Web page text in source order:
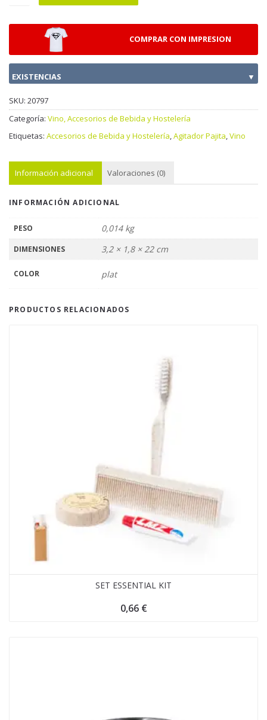
COMPRAR CON IMPRESION
EXISTENCIAS ▼
SKU: 20797
Categoría: Vino, Accesorios de Bebida y Hostelería
Etiquetas: Accesorios de Bebida y Hostelería,Agitador Pajita,Vino
Información adicional Valoraciones (0)
INFORMACIÓN ADICIONAL
PESO 0,014 kg
DIMENSIONES 3,2 × 1,8 × 22 cm
COLOR plat
PRODUCTOS RELACIONADOS
SET ESSENTIAL KIT
0,66 €